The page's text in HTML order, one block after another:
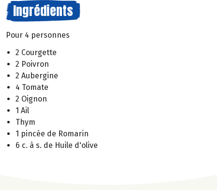
Ingrédients
Pour 4 personnes
2 Courgette
2 Poivron
2 Aubergine
4 Tomate
2 Oignon
1 Ail
Thym
1 pincée de Romarin
6 c. à s. de Huile d'olive